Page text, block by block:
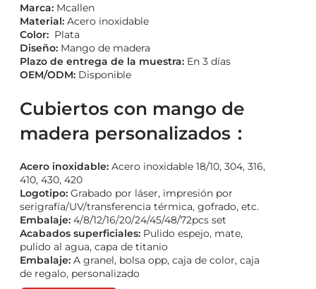
Marca: Mcallen
Material: Acero inoxidable
Color: Plata
Diseño: Mango de madera
Plazo de entrega de la muestra: En 3 días
OEM/ODM: Disponible
Cubiertos con mango de
madera personalizados：
Acero inoxidable: Acero inoxidable 18/10, 304, 316,
410, 430, 420
Logotipo: Grabado por láser, impresión por
serigrafía/UV/transferencia térmica, gofrado, etc.
Embalaje: 4/8/12/16/20/24/45/48/72pcs set
Acabados superficiales: Pulido espejo, mate,
pulido al agua, capa de titanio
Embalaje: A granel, bolsa opp, caja de color, caja
de regalo, personalizado